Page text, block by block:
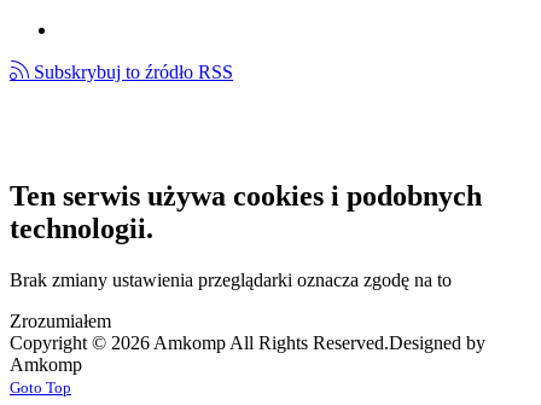
Subskrybuj to źródło RSS
Ten serwis używa cookies i podobnych
technologii.
Brak zmiany ustawienia przeglądarki oznacza zgodę na to
Zrozumiałem
Copyright © 2026 Amkomp All Rights Reserved.Designed by
Amkomp
Goto Top